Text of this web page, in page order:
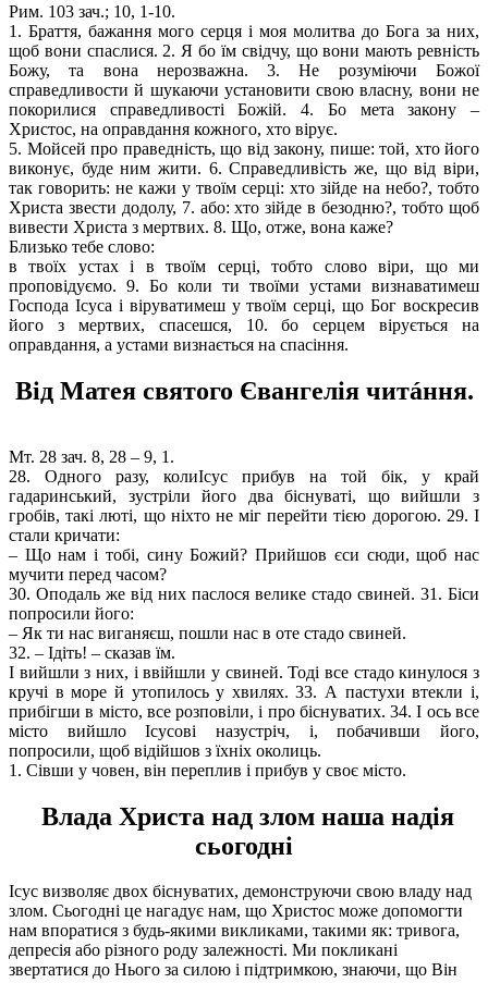
Рим. 103 зач.; 10, 1-10.
1. Браття, бажання мого серця і моя молитва до Бога за них,
щоб вони спаслися. 2. Я бо їм свідчу, що вони мають ревність
Божу, та вона нерозважна. 3. Не розуміючи Божої
справедливости й шукаючи установити свою власну, вони не
покорилися справедливості Божій. 4. Бо мета закону –
Христос, на оправдання кожного, хто вірує.
5. Мойсей про праведність, що від закону, пише: той, хто його
виконує, буде ним жити. 6. Справедливість же, що від віри,
так говорить: не кажи у твоїм серці: хто зійде на небо?, тобто
Христа звести додолу, 7. або: хто зійде в безодню?, тобто щоб
вивести Христа з мертвих. 8. Що, отже, вона каже?
Близько тебе слово:
в твоїх устах і в твоїм серці, тобто слово віри, що ми
проповідуємо. 9. Бо коли ти твоїми устами визнаватимеш
Господа Ісуса і віруватимеш у твоїм серці, що Бог воскресив
його з мертвих, спасешся, 10. бо серцем вірується на
оправдання, а устами визнається на спасіння.
Від Матея святого Євангелія читáння.
Мт. 28 зач. 8, 28 – 9, 1.
28. Одного разу, колиІсус прибув на той бік, у край
гадаринський, зустріли його два біснуваті, що вийшли з
гробів, такі люті, що ніхто не міг перейти тією дорогою. 29. І
стали кричати:
– Що нам і тобі, сину Божий? Прийшов єси сюди, щоб нас
мучити перед часом?
30. Оподаль же від них паслося велике стадо свиней. 31. Біси
попросили його:
– Як ти нас виганяєш, пошли нас в оте стадо свиней.
32. – Ідіть! – сказав їм.
І вийшли з них, і ввійшли у свиней. Тоді все стадо кинулося з
кручі в море й утопилось у хвилях. 33. А пастухи втекли і,
прибігши в місто, все розповіли, і про біснуватих. 34. І ось все
місто вийшло Ісусові назустріч, і, побачивши його,
попросили, щоб відійшов з їхніх околиць.
1. Сівши у човен, він переплив і прибув у своє місто.
Влада Христа над злом наша надія
сьогодні
Ісус визволяє двох біснуватих, демонструючи свою владу над
злом. Сьогодні це нагадує нам, що Христос може допомогти
нам впоратися з будь-якими викликами, такими як: тривога,
депресія або різного роду залежності. Ми покликані
звертатися до Нього за силою і підтримкою, знаючи, що Він